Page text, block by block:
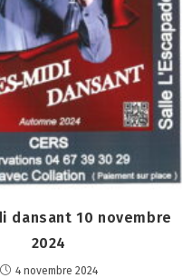
dansant 10 novembre
2024
4 novembre 2024